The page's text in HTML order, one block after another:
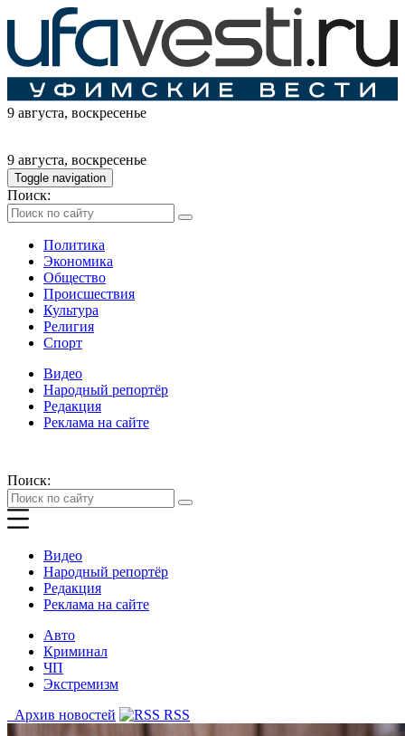
9 августа, воскресенье
9 августа, воскресенье
Toggle navigation
Поиск:
Политика
Экономика
Общество
Происшествия
Культура
Религия
Спорт
Видео
Народный репортёр
Редакция
Реклама на сайте
Поиск:
Видео
Народный репортёр
Редакция
Реклама на сайте
Авто
Криминал
ЧП
Экстремизм
Архив новостей
RSS